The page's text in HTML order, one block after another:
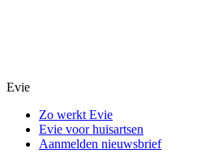
Evie
Zo werkt Evie
Evie voor huisartsen
Aanmelden nieuwsbrief